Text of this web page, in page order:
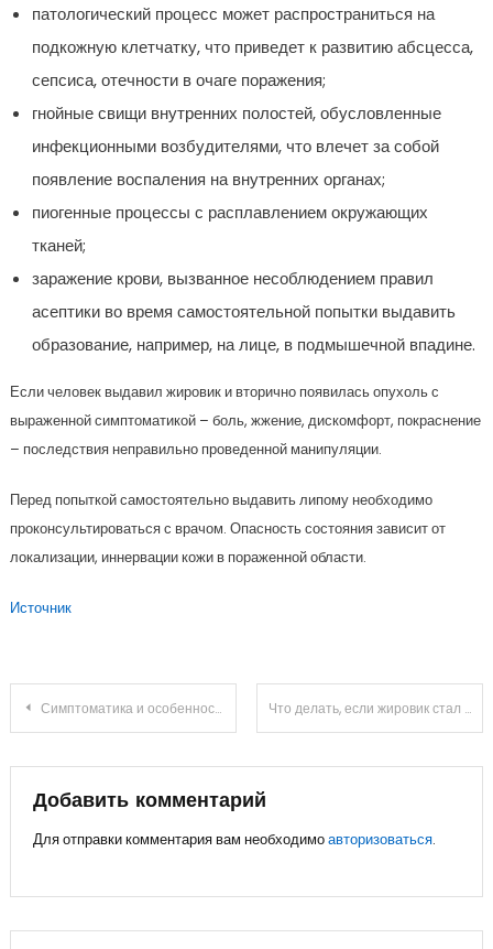
патологический процесс может распространиться на
подкожную клетчатку, что приведет к развитию абсцесса,
сепсиса, отечности в очаге поражения;
гнойные свищи внутренних полостей, обусловленные
инфекционными возбудителями, что влечет за собой
появление воспаления на внутренних органах;
пиогенные процессы с расплавлением окружающих
тканей;
заражение крови, вызванное несоблюдением правил
асептики во время самостоятельной попытки выдавить
образование, например, на лице, в подмышечной впадине.
Если человек выдавил жировик и вторично появилась опухоль с
выраженной симптоматикой – боль, жжение, дискомфорт, покраснение
– последствия неправильно проведенной манипуляции.
Перед попыткой самостоятельно выдавить липому необходимо
проконсультироваться с врачом. Опасность состояния зависит от
локализации, иннервации кожи в пораженной области.
Источник
Навигация
записям
Симптоматика и особенности локализации липом на теле Что делать, если жировик стал болеть: средства для устранения воспаления
Добавить комментарий
Для отправки комментария вам необходимоавторизоваться.